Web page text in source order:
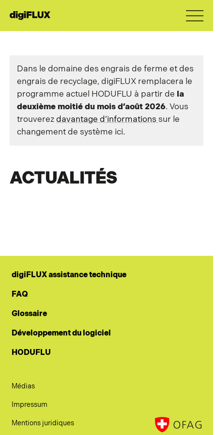
Dans le domaine des engrais de ferme et des
engrais de recyclage, digiFLUX remplacera le
programme actuel HODUFLU à partir de la
deuxième moitié du mois d’août 2026. Vous
trouverez davantage d’informations sur le
changement de système ici.
ACTUALITÉS
digiFLUX assistance technique
FAQ
Glossaire
Développement du logiciel
HODUFLU
Médias
Impressum
Mentions juridiques